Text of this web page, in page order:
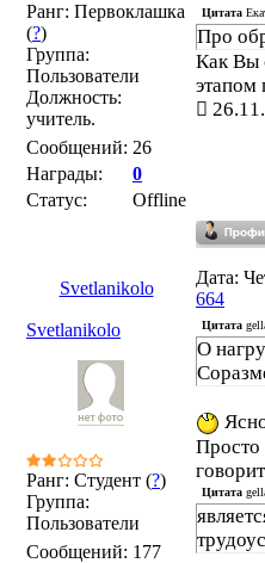
Ранг: Первоклашка
(?)
Группа:
Пользователи
Должность:
учитель.
Сообщений: 26
Награды:
0
Статус:
Offline
Цитата
Про
Как Вы
этапом
Svetlanikolo
Дата:
664
Svetlanikolo
Ранг: Студент (?)
Группа:
Пользователи
Сообщений: 177
Цитата
О
Просто
Цитата